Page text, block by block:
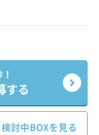
検討中BOXを見る
する